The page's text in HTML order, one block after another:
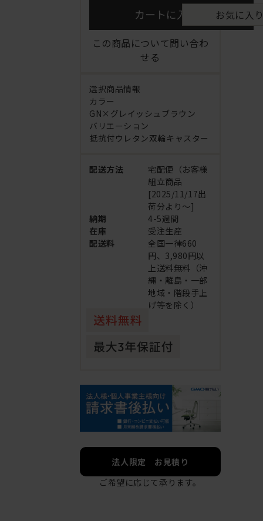
カートに入れる お気に入
この商品について問い合わ
せる
選択商品情報
カラー
GN×グレイッシュブラウン
バリエーション
抵抗付ウレタン双輪キャスター
配送方法
宅配便（お客様
組立商品
[2025/11/17出
荷分より～]
納期
4-5週間
在庫
受注生産
配送料
全国一律660
円、3,980円以
上送料無料（沖
縄・離島・一部
地域・階段手上
げ等を除く）
法人限定 お見積り
ご希望に応じて承ります。